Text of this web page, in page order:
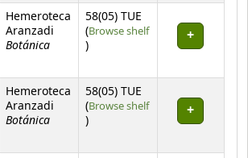
Hemeroteca
Aranzadi
Botánica
58(05) TUE
(Browse shelf
(Opens below)
)
Hemeroteca
Aranzadi
Botánica
58(05) TUE
(Browse shelf
(Opens below)
)